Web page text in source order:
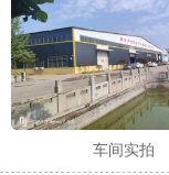
车间实拍